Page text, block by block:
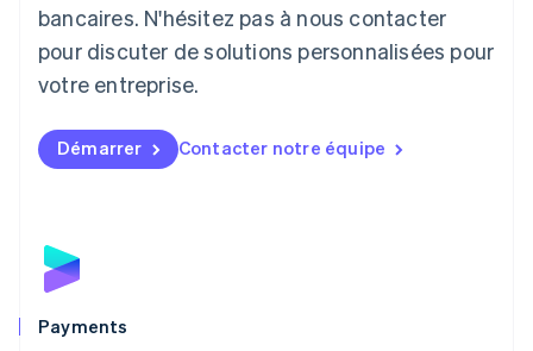
bancaires. N'hésitez pas à nous contacter
pour discuter de solutions personnalisées pour
votre entreprise.
Démarrer Contacter notre équipe
Payments
Lituanie
Luxembourg
FrançaisDeutschEnglish
English简体中文
Malte
Norvège
English
English